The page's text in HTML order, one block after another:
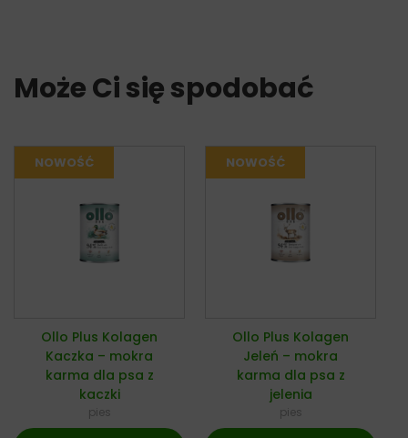
Może Ci się spodobać
Ollo Plus Kolagen
Kaczka – mokra
karma dla psa z
kaczki
pies
Ollo Plus Kolagen
Jeleń – mokra
karma dla psa z
jelenia
pies